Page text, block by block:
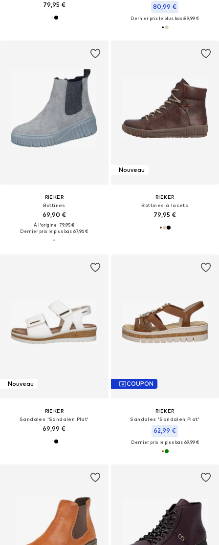
79,95 € 80,99 €
Dernier prix le plus bas :89,99 €
RIEKER
Bottines
69,90 €
À l'origine : 79,95 €
Dernier prix le plus bas :67,96 €
Nouveau
RIEKER
Bottines à lacets
79,95 €
Nouveau
RIEKER
Sandales 'Sandalen Plat'
69,99 €
COUPON
RIEKER
Sandales 'Sandalen Plat'
62,99 €
Dernier prix le plus bas :69,99 €